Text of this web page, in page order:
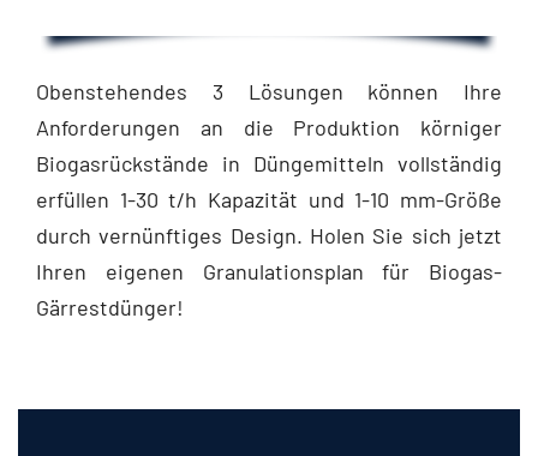
Obenstehendes 3 Lösungen können Ihre
Anforderungen an die Produktion körniger
Biogasrückstände in Düngemitteln vollständig
erfüllen 1-30 t/h Kapazität und 1-10 mm-Größe
durch vernünftiges Design. Holen Sie sich jetzt
Ihren eigenen Granulationsplan für Biogas-
Gärrestdünger!